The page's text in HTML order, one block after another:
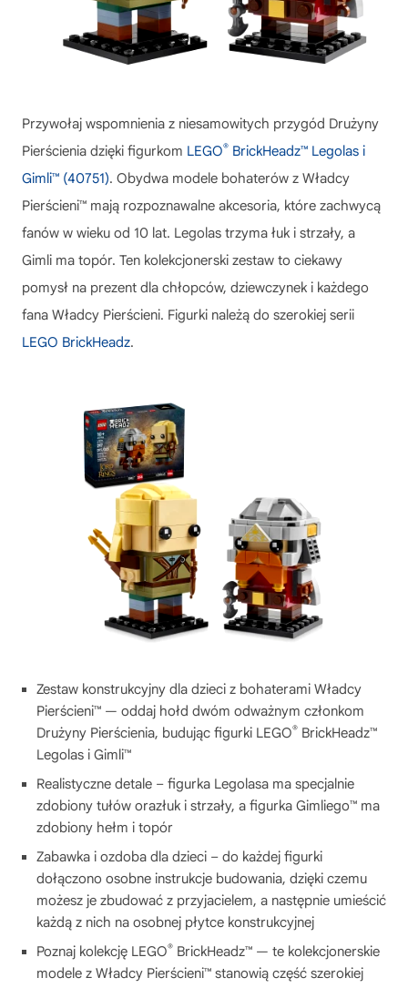
Przywołaj wspomnienia z niesamowitych przygód Drużyny
Pierścienia dzięki figurkom LEGO® BrickHeadz™ Legolas i
Gimli™ (40751). Obydwa modele bohaterów z Władcy
Pierścieni™ mają rozpoznawalne akcesoria, które zachwycą
fanów w wieku od 10 lat. Legolas trzyma łuk i strzały, a
Gimli ma topór. Ten kolekcjonerski zestaw to ciekawy
pomysł na prezent dla chłopców, dziewczynek i każdego
fana Władcy Pierścieni. Figurki należą do szerokiej serii
LEGO BrickHeadz.
Zestaw konstrukcyjny dla dzieci z bohaterami Władcy
Pierścieni™ — oddaj hołd dwóm odważnym członkom
Drużyny Pierścienia, budując figurki LEGO® BrickHeadz™
Legolas i Gimli™
Realistyczne detale – figurka Legolasa ma specjalnie
zdobiony tułów orazłuk i strzały, a figurka Gimliego™ ma
zdobiony hełm i topór
Zabawka i ozdoba dla dzieci – do każdej figurki
dołączono osobne instrukcje budowania, dzięki czemu
możesz je zbudować z przyjacielem, a następnie umieścić
każdą z nich na osobnej płytce konstrukcyjnej
Poznaj kolekcję LEGO® BrickHeadz™ — te kolekcjonerskie
modele z Władcy Pierścieni™ stanowią część szerokiej